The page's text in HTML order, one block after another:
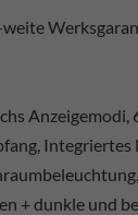
Integriertes
+ dunkle und